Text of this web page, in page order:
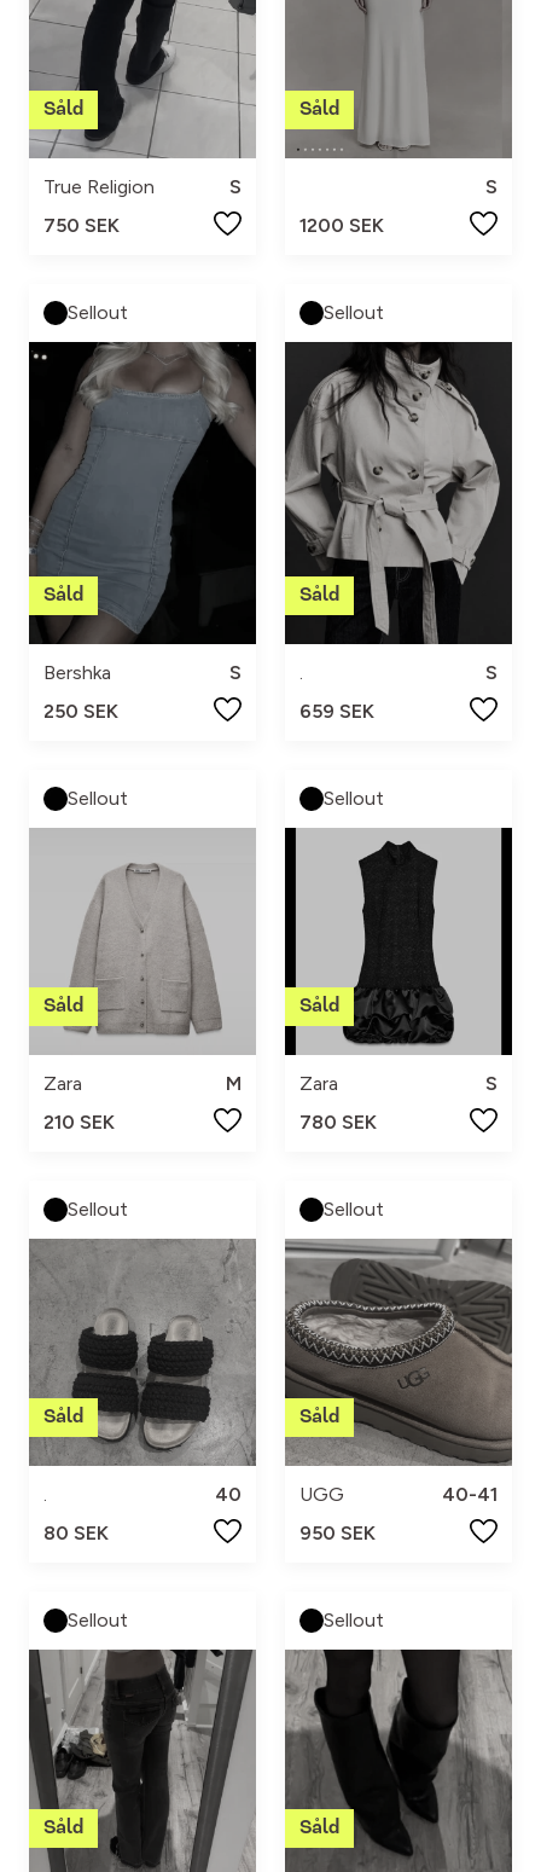
True Religion
S
750 SEK
S
1200 SEK
Sellout
Bershka
S
250 SEK
Sellout
.
S
659 SEK
Sellout
Zara
M
210 SEK
Sellout
Zara
S
780 SEK
Sellout
.
40
80 SEK
Sellout
UGG
40-41
950 SEK
Sellout Sellout